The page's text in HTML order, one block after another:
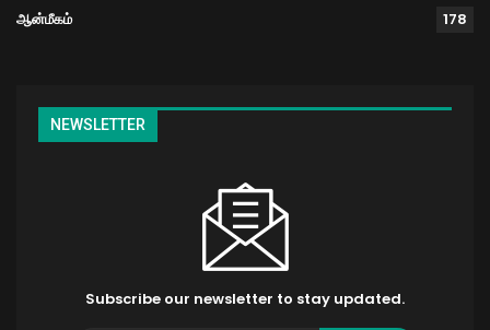
ஆன்மீகம் 178
NEWSLETTER
Subscribe our newsletter to stay updated.